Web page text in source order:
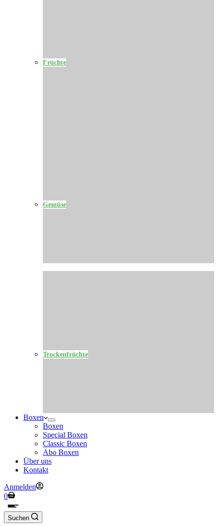
Früchte
Gemüse
Trockenfrüchte
Boxen
Boxen
Special Boxen
Classic Boxen
Abo Boxen
Über uns
Kontakt
Anmelden
Warenkorb
0
Suchen